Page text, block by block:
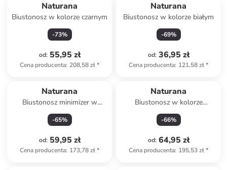
Naturana
Biustonosz w kolorze czarnym
-73%
od: 55,95 zł
Cena producenta: 208,58 zł*
Naturana
Biustonosz w kolorze białym
-69%
od: 36,95 zł
Cena producenta: 121,58 zł*
Naturana
Biustonosz minimizer w
kolorze białym
-65%
od: 59,95 zł
Cena producenta: 173,78 zł*
Naturana
Biustonosz w kolorze
bordowym
-66%
od: 64,95 zł
Cena producenta: 195,53 zł*